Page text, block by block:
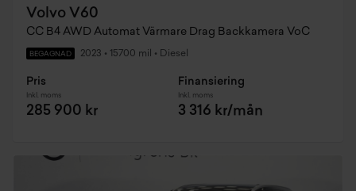
Volvo V60
CC B4 AWD Automat Värmare Drag Backkamera VoC
BEGAGNAD 2023 • 15700 mil • Diesel
Pris
Inkl. moms
285 900 kr
Finansiering
Inkl. moms
3 316 kr/mån